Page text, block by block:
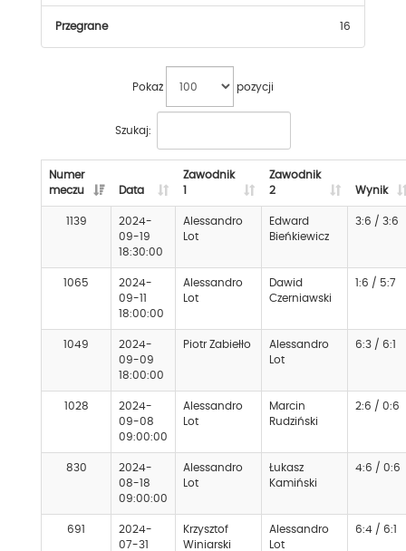
Przegrane 16
Pokaż pozycji
Szukaj:
Numer
meczu
Data
Zawodnik
1
Zawodnik
2
Wynik
1139
2024-
09-19
18:30:00
Alessandro
Lot
Edward
Bieńkiewicz
3:6 / 3:6
1065
2024-
09-11
18:00:00
Alessandro
Lot
Dawid
Czerniawski
1:6 / 5:7
1049
2024-
09-09
18:00:00
Piotr Zabiełło
Alessandro
Lot
6:3 / 6:1
1028
2024-
09-08
09:00:00
Alessandro
Lot
Marcin
Rudziński
2:6 / 0:6
830
2024-
08-18
09:00:00
Alessandro
Lot
Łukasz
Kamiński
4:6 / 0:6
691
2024-
07-31
Krzysztof
Winiarski
Alessandro
Lot
6:4 / 6:1